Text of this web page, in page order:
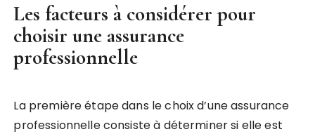
Les facteurs à considérer pour
choisir une assurance
professionnelle
La première étape dans le choix d’une assurance
professionnelle consiste à déterminer si elle est